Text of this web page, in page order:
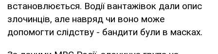
встановлюється. Водії вантажівок дали опис
злочинців, але навряд чи воно може
допомогти слідству - бандити були в масках.